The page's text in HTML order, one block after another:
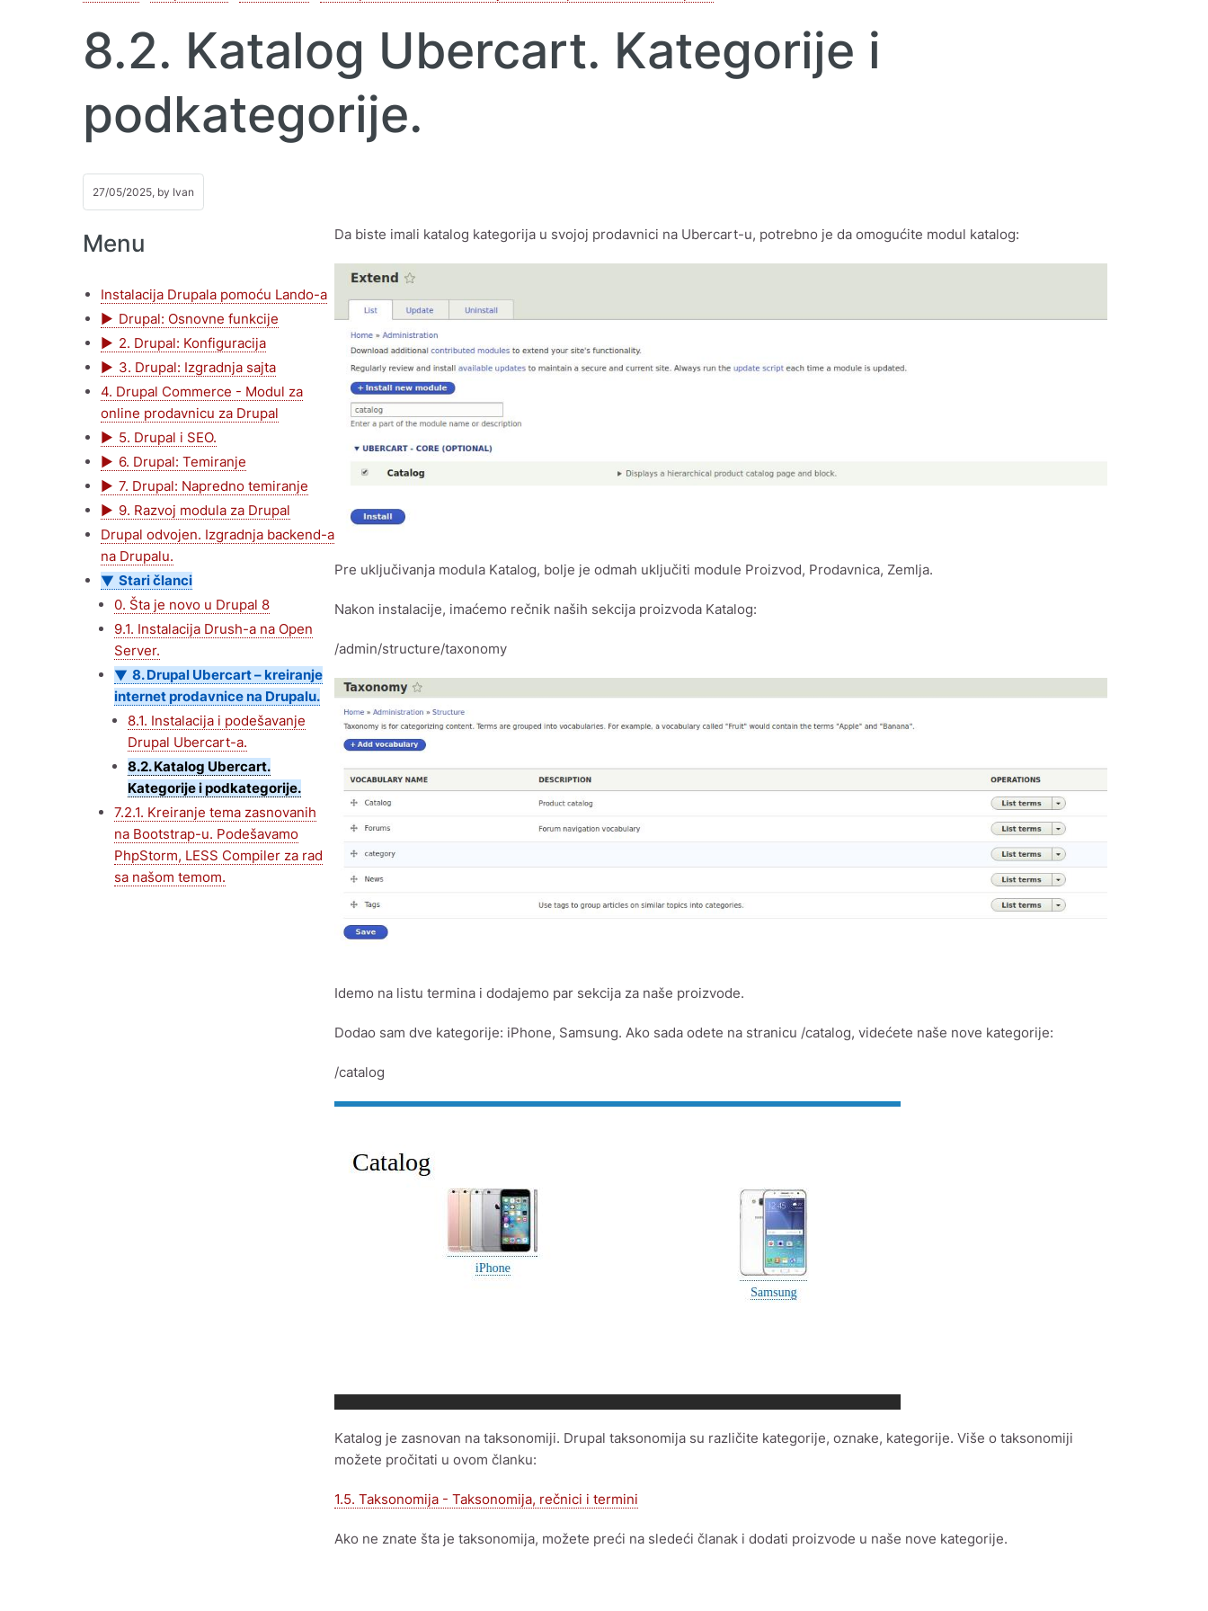
8.2. Katalog Ubercart. Kategorije i
podkategorije.
27/05/2025, by Ivan
Menu
Instalacija Drupala pomoću Lando-a
Drupal: Osnovne funkcije
2. Drupal: Konfiguracija
3. Drupal: Izgradnja sajta
4. Drupal Commerce - Modul za
online prodavnicu za Drupal
5. Drupal i SEO.
6. Drupal: Temiranje
7. Drupal: Napredno temiranje
9. Razvoj modula za Drupal
Drupal odvojen. Izgradnja backend-a
na Drupalu.
Stari članci
0. Šta je novo u Drupal 8
9.1. Instalacija Drush-a na Open
Server.
8. Drupal Ubercart – kreiranje
internet prodavnice na Drupalu.
8.1. Instalacija i podešavanje
Drupal Ubercart-a.
8.2. Katalog Ubercart.
Kategorije i podkategorije.
7.2.1. Kreiranje tema zasnovanih
na Bootstrap-u. Podešavamo
PhpStorm, LESS Compiler za rad
sa našom temom.
Da biste imali katalog kategorija u svojoj prodavnici na Ubercart-u, potrebno je da omogućite modul katalog:
Pre uključivanja modula Katalog, bolje je odmah uključiti module Proizvod, Prodavnica, Zemlja.
Nakon instalacije, imaćemo rečnik naših sekcija proizvoda Katalog:
/admin/structure/taxonomy
Idemo na listu termina i dodajemo par sekcija za naše proizvode.
Dodao sam dve kategorije: iPhone, Samsung. Ako sada odete na stranicu /catalog, videćete naše nove kategorije:
/catalog
Katalog je zasnovan na taksonomiji. Drupal taksonomija su različite kategorije, oznake, kategorije. Više o taksonomiji
možete pročitati u ovom članku:
1.5. Taksonomija - Taksonomija, rečnici i termini
Ako ne znate šta je taksonomija, možete preći na sledeći članak i dodati proizvode u naše nove kategorije.